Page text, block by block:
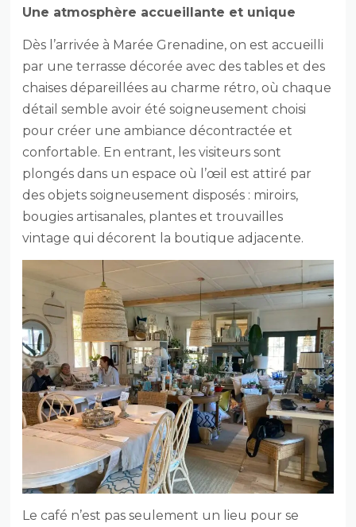
Une atmosphère accueillante et unique
Dès l’arrivée à Marée Grenadine, on est accueilli
par une terrasse décorée avec des tables et des
chaises dépareillées au charme rétro, où chaque
détail semble avoir été soigneusement choisi
pour créer une ambiance décontractée et
confortable. En entrant, les visiteurs sont
plongés dans un espace où l’œil est attiré par
des objets soigneusement disposés : miroirs,
bougies artisanales, plantes et trouvailles
vintage qui décorent la boutique adjacente.
Le café n’est pas seulement un lieu pour se